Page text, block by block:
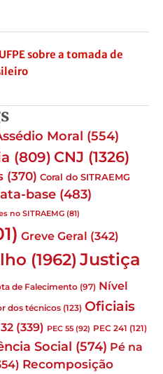
sobre a tomada de
Moral (554)
(809) CNJ (1326)
(370) Coral do SITRAEMG
base (483)
no SITRAEMG (81)
Greve Geral (342)
(1962) Justiça
de Falecimento (97) Nível
dos técnicos (123) Oficiais
(339) PEC 55 (92) PEC 241 (121)
Social (574) Pé na
Recomposição